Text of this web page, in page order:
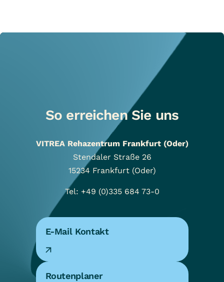
So erreichen Sie uns
VITREA Rehazentrum Frankfurt (Oder)
Stendaler Straße 26
15234 Frankfurt (Oder)
Tel: +49 (0)335 684 73-0
E-Mail Kontakt
Routenplaner